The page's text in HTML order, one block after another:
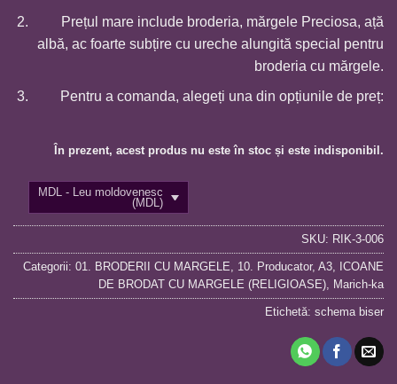
Prețul mare include broderia, mărgele Preciosa, ață
albă, ac foarte subțire cu ureche alungită special pentru
broderia cu mărgele.
Pentru a comanda, alegeți una din opțiunile de preț:
În prezent, acest produs nu este în stoc și este indisponibil.
MDL - Leu moldovenesc
(MDL)
SKU: RIK-3-006
Categorii: 01. BRODERII CU MARGELE, 10. Producator, A3, ICOANE
DE BRODAT CU MARGELE (RELIGIOASE), Marich-ka
Etichetă: schema biser